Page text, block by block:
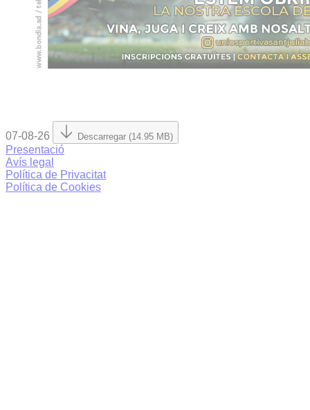
07-08-26 Descarregar (14.95 MB)
Presentació
Avís legal
Política de Privacitat
Política de Cookies